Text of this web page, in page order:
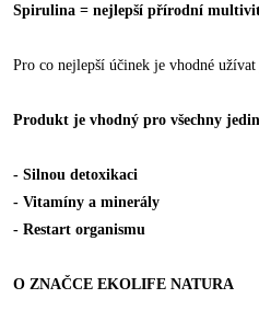
Spirulina = nejlepší přírodní
Pro co nejlepší účinek je vhodné užívat
Produkt je vhodný pro všechny
- Silnou detoxikaci
- Vitamíny a minerály
- Restart organismu
O ZNAČCE EKOLIFE NATURA